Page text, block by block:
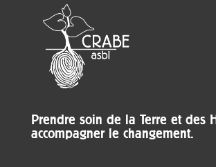
Prendre soin de la Terre et des
accompagner le changement.